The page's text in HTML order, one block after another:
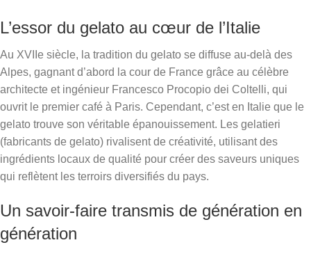
L’essor du gelato au cœur de l’Italie
Au XVIIe siècle, la tradition du gelato se diffuse au-delà des
Alpes, gagnant d’abord la cour de France grâce au célèbre
architecte et ingénieur Francesco Procopio dei Coltelli, qui
ouvrit le premier café à Paris. Cependant, c’est en Italie que le
gelato trouve son véritable épanouissement. Les gelatieri
(fabricants de gelato) rivalisent de créativité, utilisant des
ingrédients locaux de qualité pour créer des saveurs uniques
qui reflètent les terroirs diversifiés du pays.
Un savoir-faire transmis de génération en
génération